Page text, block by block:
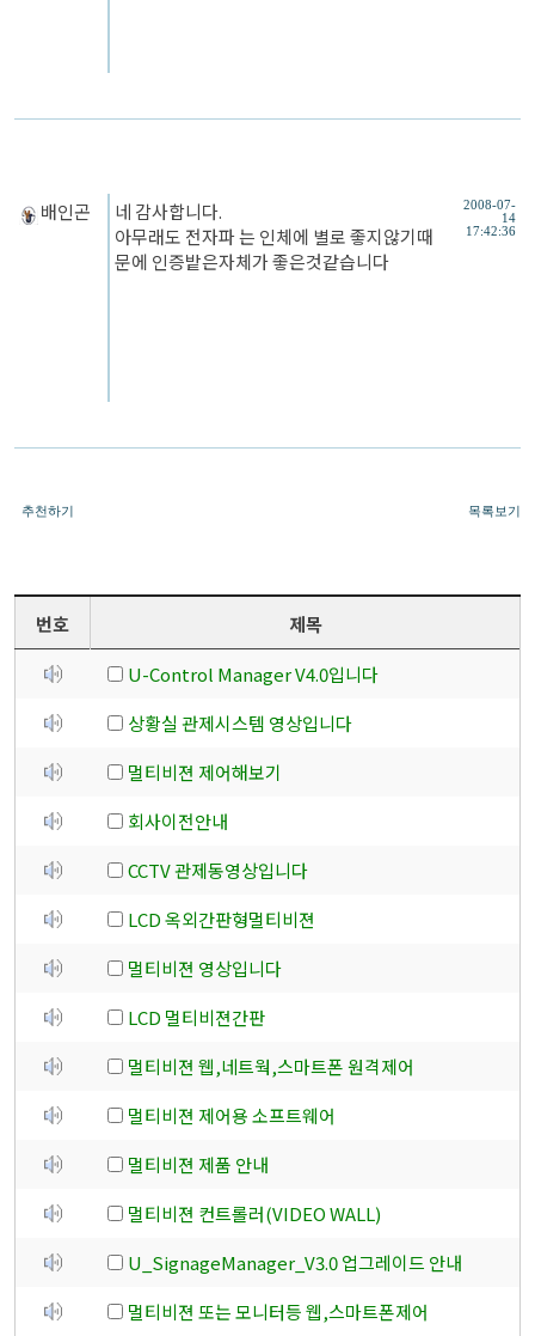
배인곤
네 감사합니다.
아무래도 전자파 는 인체에 별로 좋지않기때
문에 인증밭은자체가 좋은것같습니다
2008-07-
14
17:42:36
추천하기 목록보기
번호
제목
U-Control Manager V4.0입니다
상황실 관제시스템 영상입니다
멀티비젼 제어해보기
회사이전안내
CCTV 관제동영상입니다
LCD 옥외간판형멀티비젼
멀티비젼 영상입니다
LCD 멀티비젼간판
멀티비젼 웹,네트웍,스마트폰 원격제어
멀티비젼 제어용 소프트웨어
멀티비젼 제품 안내
멀티비젼 컨트롤러(VIDEO WALL)
U_SignageManager_V3.0 업그레이드 안내
멀티비젼 또는 모니터등 웹,스마트폰제어